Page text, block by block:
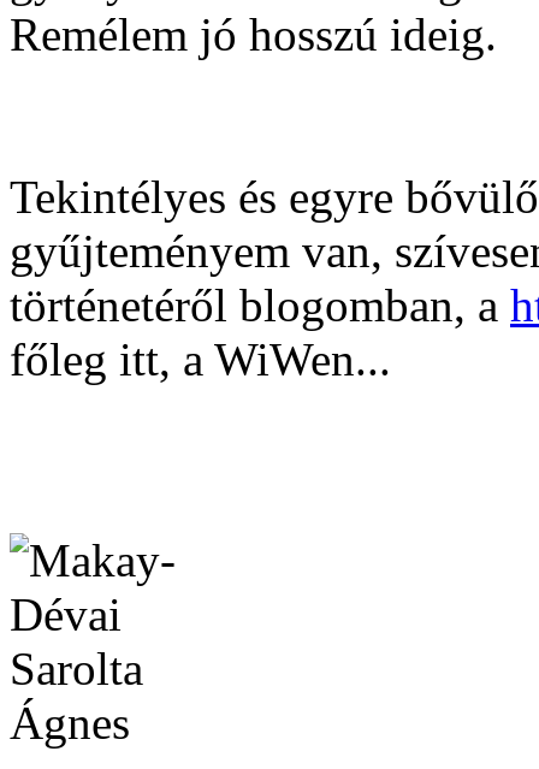
Remélem jó hosszú ideig.
Tekintélyes és egyre
gyűjteményem van,
történetéről blogomban, a
főleg itt, a WiWen...